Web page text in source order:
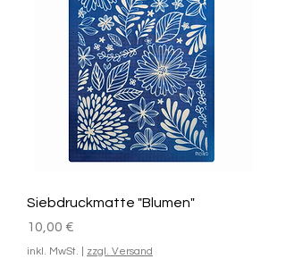
Siebdruckmatte "Blumen"
Preis
10,00 €
inkl. MwSt. zzgl. Versand